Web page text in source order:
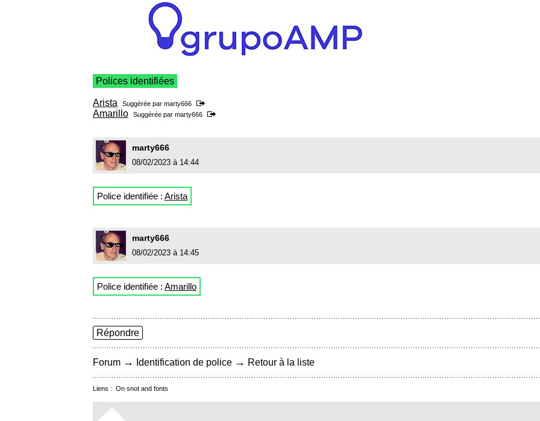
Polices identifiées
Arista Suggérée par marty666
Amarillo Suggérée par marty666
marty666
08/02/2023 à 14:44
Police identifiée : Arista
marty666
08/02/2023 à 14:45
Police identifiée : Amarillo
Répondre
Forum → Identification de police → Retour à la liste
Liens : On snot and fonts